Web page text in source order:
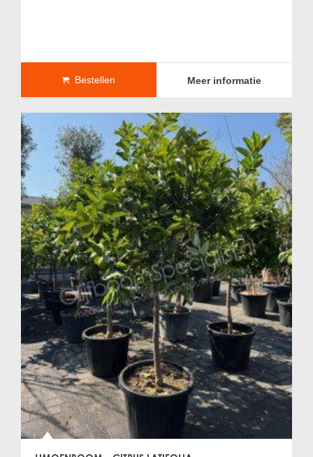
Bestellen Meer informatie